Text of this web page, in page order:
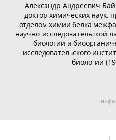
Александр Андреевич
доктор химических наук,
отделом химии белка
научно-исследовательской
биологии и
исследовательского
биологии